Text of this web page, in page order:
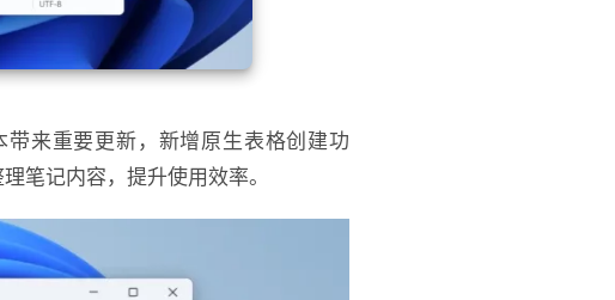
来重要更新，新增原生表格创建功
笔记内容，提升使用效率。